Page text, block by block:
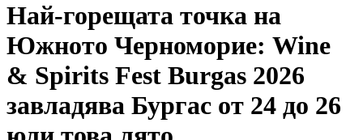
Най-горещата точка на
Южното Черноморие: Wine
& Spirits Fest Burgas 2026
завладява Бургас от 24 до 26